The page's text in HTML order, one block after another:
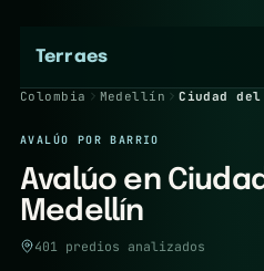
Terraes
Colombia Medellín Ciudad
AVALÚO POR BARRIO
Avalúo en
Medellín
401 predios analizados